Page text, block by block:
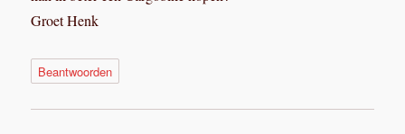
Groet Henk
Beantwoorden